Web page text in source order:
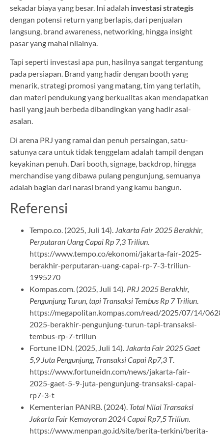
sekadar biaya yang besar. Ini adalah investasi strategis
dengan potensi return yang berlapis, dari penjualan
langsung, brand awareness, networking, hingga insight
pasar yang mahal nilainya.
Tapi seperti investasi apa pun, hasilnya sangat tergantung
pada persiapan. Brand yang hadir dengan booth yang
menarik, strategi promosi yang matang, tim yang terlatih,
dan materi pendukung yang berkualitas akan mendapatkan
hasil yang jauh berbeda dibandingkan yang hadir asal-
asalan.
Di arena PRJ yang ramai dan penuh persaingan, satu-
satunya cara untuk tidak tenggelam adalah tampil dengan
keyakinan penuh. Dari booth, signage, backdrop, hingga
merchandise yang dibawa pulang pengunjung, semuanya
adalah bagian dari narasi brand yang kamu bangun.
Referensi
Tempo.co. (2025, Juli 14). Jakarta Fair 2025 Berakhir,
Perputaran Uang Capai Rp 7,3 Triliun.
https://www.tempo.co/ekonomi/jakarta-fair-2025-
berakhir-perputaran-uang-capai-rp-7-3-triliun-
1995270
Kompas.com. (2025, Juli 14). PRJ 2025 Berakhir,
Pengunjung Turun, tapi Transaksi Tembus Rp 7 Triliun.
https://megapolitan.kompas.com/read/2025/07/14/
2025-berakhir-pengunjung-turun-tapi-transaksi-
tembus-rp-7-triliun
Fortune IDN. (2025, Juli 14). Jakarta Fair 2025 Gaet
5,9 Juta Pengunjung, Transaksi Capai Rp7,3 T.
https://www.fortuneidn.com/news/jakarta-fair-
2025-gaet-5-9-juta-pengunjung-transaksi-capai-
rp7-3-t
Kementerian PANRB. (2024). Total Nilai Transaksi
Jakarta Fair Kemayoran 2024 Capai Rp7,5 Triliun.
https://www.menpan.go.id/site/berita-terkini/berita-